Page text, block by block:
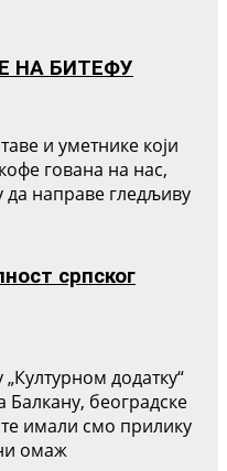
НА БИТЕФУ
и уметнике који
гована на нас,
да направе гледљиву
српског
додатку“
Балкану, београдске
имали смо прилику
омаж